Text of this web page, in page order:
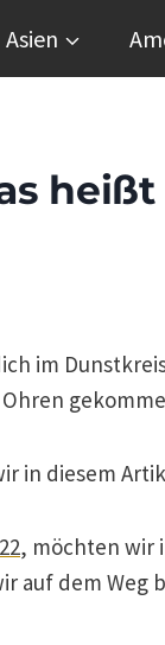
Asien
im
in diesem
, möchten wir
auf dem Weg